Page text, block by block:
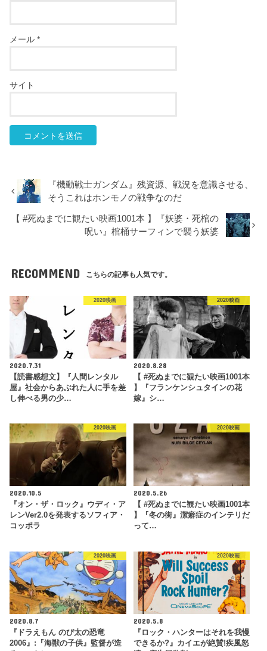
メール*
サイト
『機動戦士ガンダム』残資源、戦況を意識させる、
そうこれはホンモノの戦争なのだ
【 #死ぬまでに観たい映画1001本 】『妖婆・死棺の
呪い』棺桶サーフィンで襲う妖婆
RECOMMEND こちらの記事も人気です。
2020映画
2020.7.31
【読書感想文】『人間レンタル
屋』社会からあぶれた人に手を差
し伸べる男の少…
2020映画
2020.8.28
【 #死ぬまでに観たい映画1001本
】『フランケンシュタインの花
嫁』シ…
2020映画
2020.10.5
『オン・ザ・ロック』ウディ・ア
レンVer2.0を発表するソフィア・
コッポラ
2020映画
2020.5.26
【 #死ぬまでに観たい映画1001本
】『冬の街』潔癖症のインテリだ
って…
2020映画
2020.8.7
『ドラえもん のび太の恐竜
2006』:『海獣の子供』監督が造
2020映画
2020.5.8
『ロック・ハンターはそれを我慢
できるか?』カイエが絶賛!疾風怒